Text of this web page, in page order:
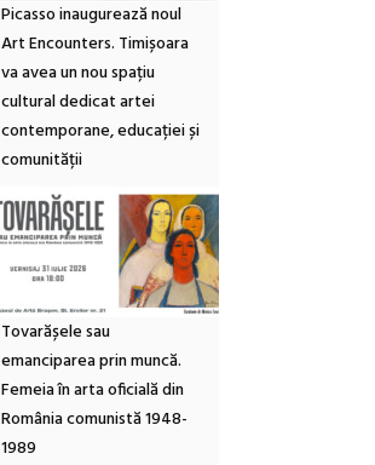
Picasso inaugurează noul
Art Encounters. Timișoara
va avea un nou spațiu
cultural dedicat artei
contemporane, educației și
comunității
Tovarășele sau
emanciparea prin muncă.
Femeia în arta oficială din
România comunistă 1948-
1989